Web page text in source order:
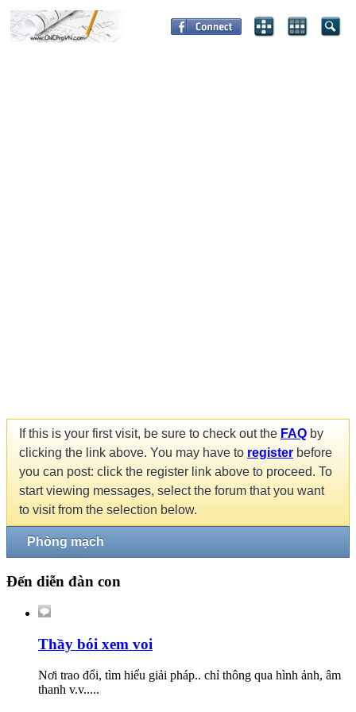
If this is your first visit, be sure to check out the FAQ by
clicking the link above. You may have to register before
you can post: click the register link above to proceed. To
start viewing messages, select the forum that you want
to visit from the selection below.
Phòng mạch
Đến diễn đàn con
Thầy bói xem voi
Nơi trao đổi, tìm hiểu giải pháp.. chỉ thông qua hình ảnh, âm
thanh v.v.....